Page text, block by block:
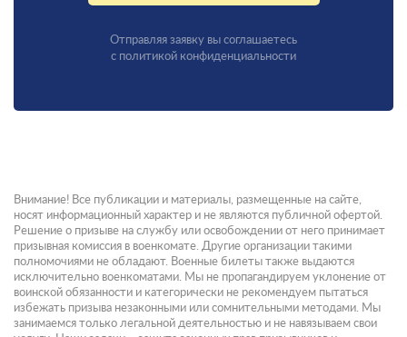
Отправляя заявку вы соглашаетесь
с политикой конфиденциальности
Внимание! Все публикации и материалы, размещенные на сайте,
носят информационный характер и не являются публичной офертой.
Решение о призыве на службу или освобождении от него принимает
призывная комиссия в военкомате. Другие организации такими
полномочиями не обладают. Военные билеты также выдаются
исключительно военкоматами. Мы не пропагандируем уклонение от
воинской обязанности и категорически не рекомендуем пытаться
избежать призыва незаконными или сомнительными методами. Мы
занимаемся только легальной деятельностью и не навязываем свои